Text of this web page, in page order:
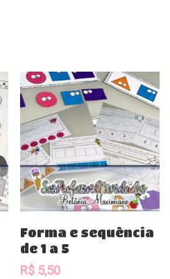
Forma e sequência
de 1 a 5
R$5,50